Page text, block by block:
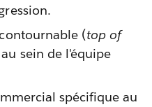
(top of
sein de l'équipe
spécifique au